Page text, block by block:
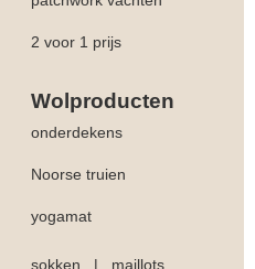
2 voor 1 prijs
Wolproducten
onderdekens
Noorse truien
yogamat
sokken | maillots